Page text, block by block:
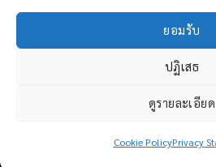
ยอมรับ
ปฏิเสธ
ดูรายละเอียด
Cookie PolicyPrivacy
www.wiwatsangkaphan.com